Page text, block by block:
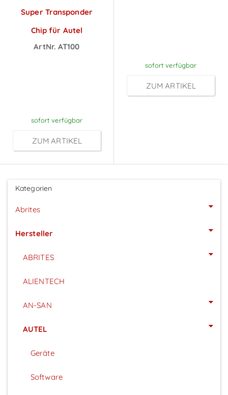
Super Transponder
Chip für Autel
ArtNr. AT100
sofort verfügbar
ZUM ARTIKEL
sofort verfügbar
ZUM ARTIKEL
Kategorien
Abrites
Hersteller
ABRITES
ALIENTECH
AN-SAN
AUTEL
Geräte
Software